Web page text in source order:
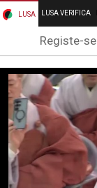
LUSA LUSA VERIFICA
Registe-se